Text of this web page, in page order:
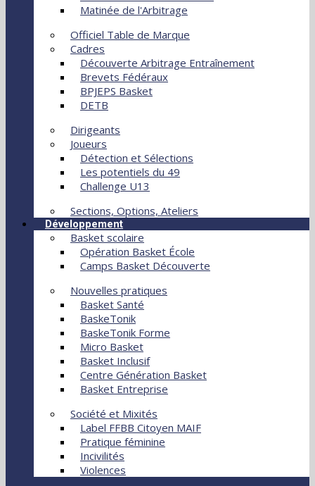
Matinée de l'Arbitrage
Officiel Table de Marque
Cadres
Découverte Arbitrage Entraînement
Brevets Fédéraux
BPJEPS Basket
DETB
Dirigeants
Joueurs
Détection et Sélections
Les potentiels du 49
Challenge U13
Sections, Options, Ateliers
Développement
Basket scolaire
Opération Basket École
Camps Basket Découverte
Nouvelles pratiques
Basket Santé
BaskeTonik
BaskeTonik Forme
Micro Basket
Basket Inclusif
Centre Génération Basket
Basket Entreprise
Société et Mixités
Label FFBB Citoyen MAIF
Pratique féminine
Incivilités
Violences